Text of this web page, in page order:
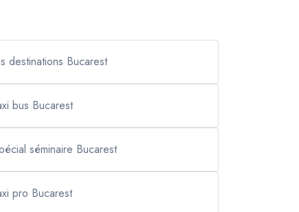
destinations Bucarest
bus Bucarest
séminaire Bucarest
pro Bucarest